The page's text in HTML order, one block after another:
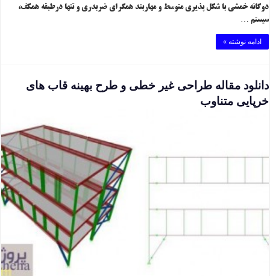
دوگانه خمشی با شکل پذیری متوسط و مهاربند همگرای ضربدری و تنها درطبقه همکف،
سیستم …
ادامه نوشته »
دانلود مقاله طراحی غیر خطی و طرح بهینه قاب های
خرپایی متناوب